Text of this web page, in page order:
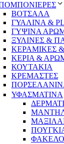
ΒΟΤΣΑΛΑ
ΓΥΑΛΙΝΑ &
ΓΥΨΙΝΑ
ΞΥΛΙΝΕΣ &
ΚΕΡΑΜΙΚΕΣ
ΚΕΡΙΑ &
ΚΟΥΤΑΚΙΑ
ΚΡΕΜΑΣΤΕΣ
ΥΦΑΣΜΑΤΙΝA